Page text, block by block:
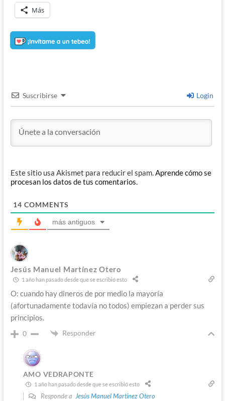
Más
Suscribirse Login
Este sitio usa Akismet para reducir el spam.Aprende cómo se
procesan los datos de tus comentarios.
14 COMMENTS
más antiguos
Jesús Manuel Martínez Otero
1 año han pasado desde que se escribió esto
O: cuando hay dineros de por medio la mayoría
(afortunadamente todavía no todos) empiezan a perder sus
principios.
0 Responder
AMO VEDRAPONTE
1 año han pasado desde que se escribió esto
Responde a Jesús Manuel Martínez Otero